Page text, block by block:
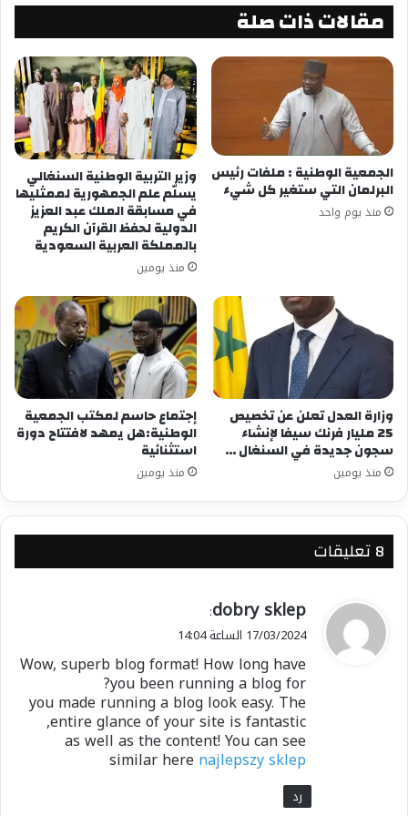
مقالات ذات صلة
الجمعية الوطنية : ملفات رئيس
البرلمان التي ستغير كل شيء
منذ يوم واحد
وزير التربية الوطنية السنغالي
يسلّم علم الجمهورية لممثليها
في مسابقة الملك عبد العزيز
الدولية لحفظ القرآن الكريم
بالمملكة العربية السعودية
منذ يومين
وزارة العدل تعلن عن تخصيص
25 مليار فرنك سيفا لإنشاء
سجون جديدة في السنغال …
منذ يومين
إجتماع حاسم لمكتب الجمعية
الوطنية:هل يمهد لافتتاح دورة
استثنائية
منذ يومين
‫8 تعليقات
ي
ق
ل
dobry sklep
:
17/03/2024 الساعة 14:04
Wow, superb blog format! How long have
you been running a blog for?
you made running a blog look easy. The
entire glance of your site is fantastic,
as well as the content! You can see
similar herenajlepszy sklep
رد